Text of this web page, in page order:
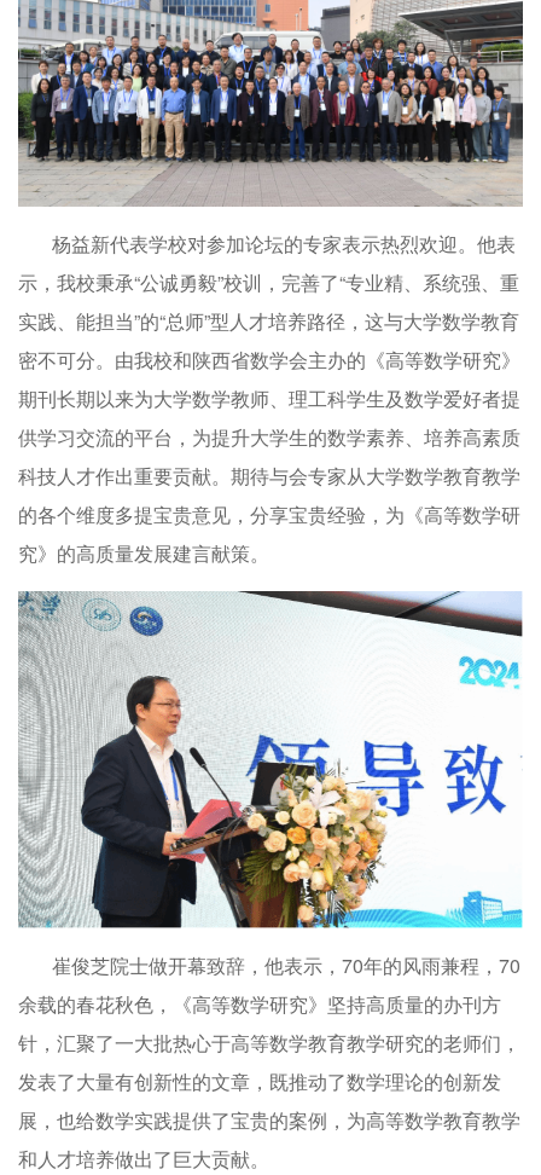
杨益新代表学校对参加论坛的专家表示热烈欢迎。他表
示，我校秉承“公诚勇毅”校训，完善了“专业精、系统强、重
实践、能担当”的“总师”型人才培养路径，这与大学数学教育
密不可分。由我校和陕西省数学会主办的《高等数学研究》
期刊长期以来为大学数学教师、理工科学生及数学爱好者提
供学习交流的平台，为提升大学生的数学素养、培养高素质
科技人才作出重要贡献。期待与会专家从大学数学教育教学
的各个维度多提宝贵意见，分享宝贵经验，为《高等数学研
究》的高质量发展建言献策。
崔俊芝院士做开幕致辞，他表示，70年的风雨兼程，70
余载的春花秋色，《高等数学研究》坚持高质量的办刊方
针，汇聚了一大批热心于高等数学教育教学研究的老师们，
发表了大量有创新性的文章，既推动了数学理论的创新发
展，也给数学实践提供了宝贵的案例，为高等数学教育教学
和人才培养做出了巨大贡献。